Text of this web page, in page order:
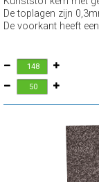
De toplagen zijn
De voorkant heeft